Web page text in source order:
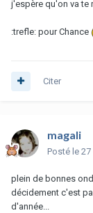
j'espère qu'on va te
:trefle: pour Chance
Citer
magali
Posté le
plein de bonnes
décidement c'est
d'année...